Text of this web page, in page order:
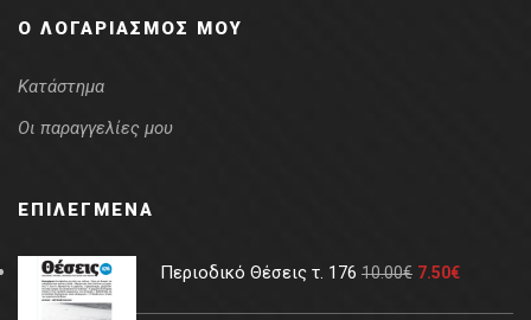
Ο ΛΟΓΑΡΙΑΣΜΌΣ ΜΟΥ
Κατάστημα
Οι παραγγελίες μου
ΕΠΙΛΕΓΜΈΝΑ
Περιοδικό Θέσεις τ. 176 10.00€ 7.50€